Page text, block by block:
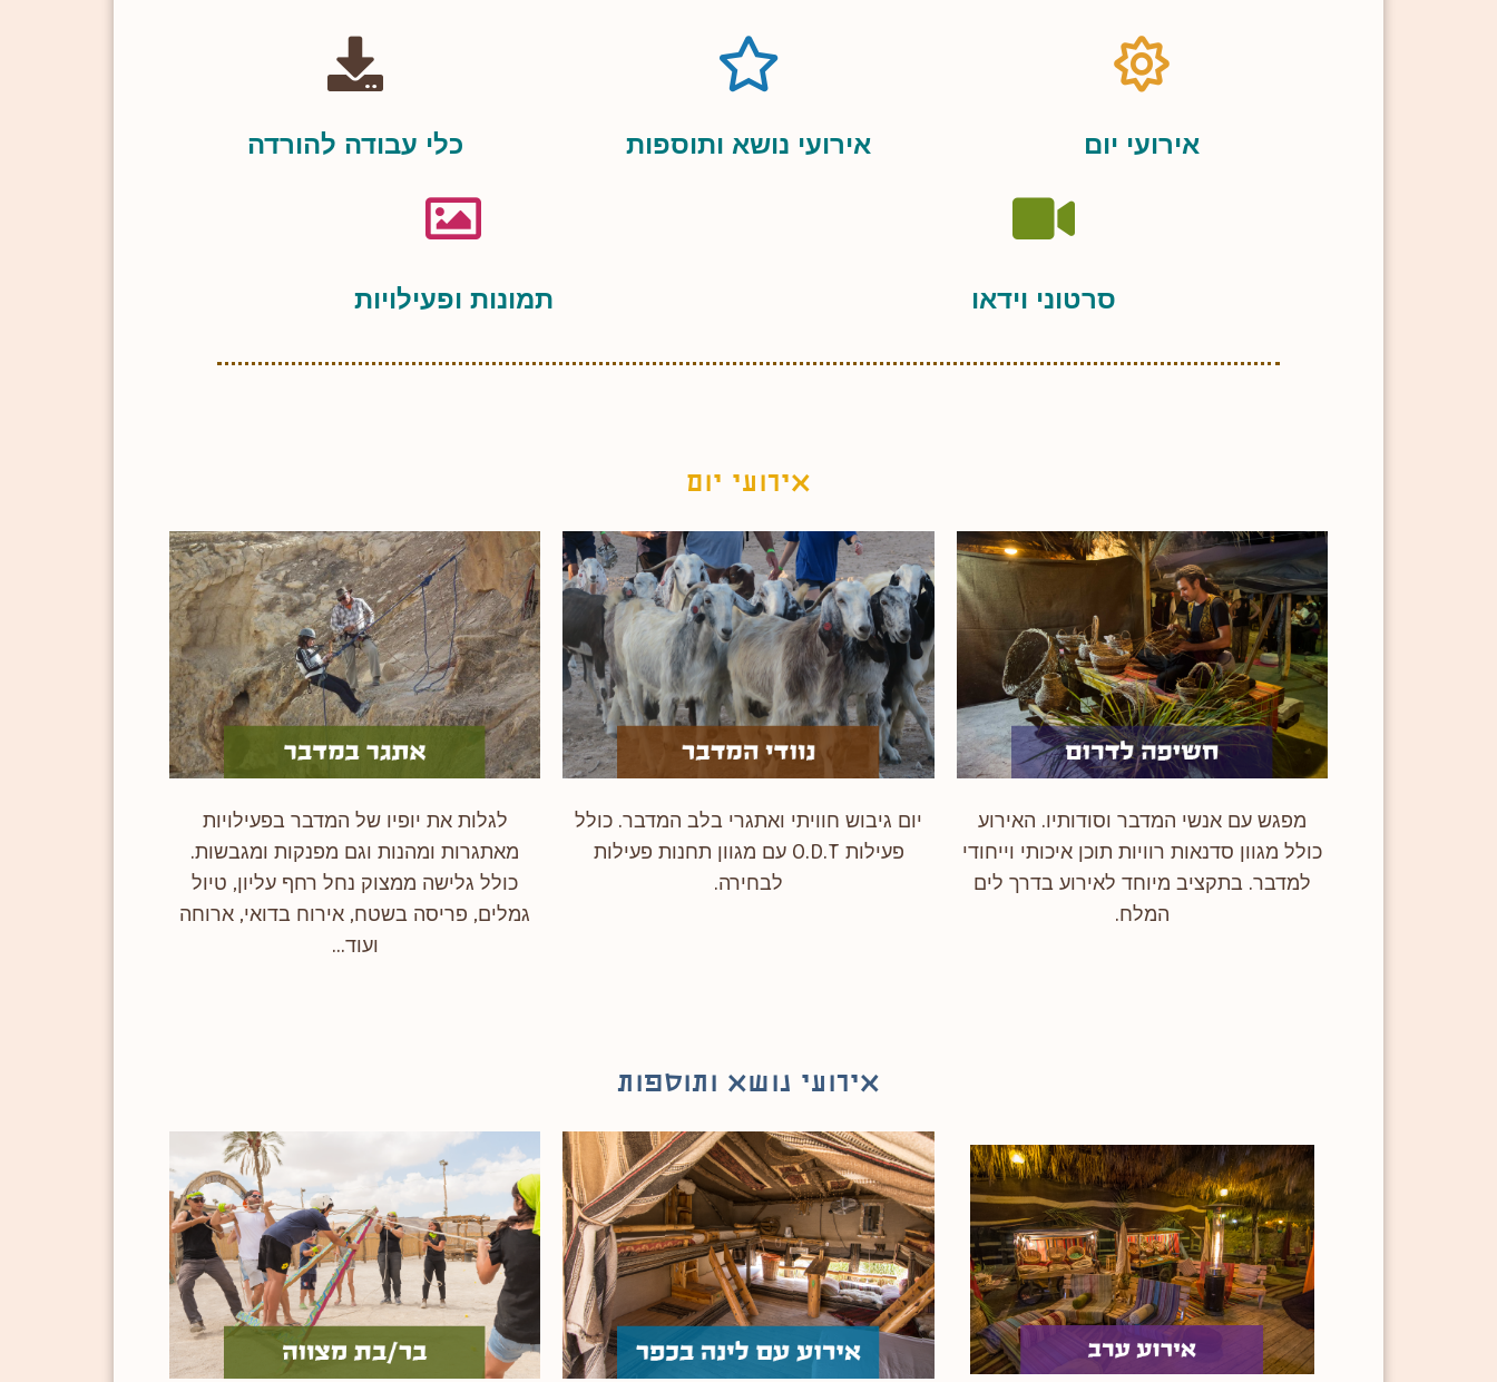
אירועי יום אירועי נושא ותוספות כלי עבודה להורדה
סרטוני וידאו תמונות ופעילויות
אירועי יום
מפגש עם אנשי המדבר וסודותיו. האירוע
כולל מגוון סדנאות רוויות תוכן איכותי וייחודי
למדבר. בתקציב מיוחד לאירוע בדרך לים
המלח.
יום גיבוש חוויתי ואתגרי בלב המדבר. כולל
פעילות O.D.T עם מגוון תחנות פעילות
לבחירה.
לגלות את יופיו של המדבר בפעילויות
מאתגרות ומהנות וגם מפנקות ומגבשות.
כולל גלישה ממצוק נחל רחף עליון, טיול
גמלים, פריסה בשטח, אירוח בדואי, ארוחה
ועוד...
אירועי נושא ותוספות